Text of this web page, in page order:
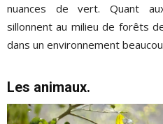
nuances de vert. Quant
sillonnent au milieu de forêts
dans un environnement
Les animaux.